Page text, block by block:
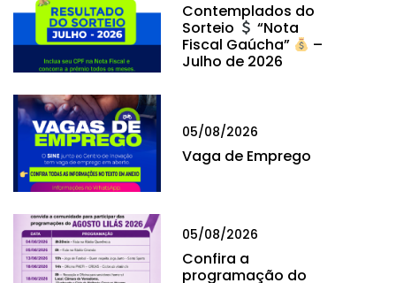
Contemplados do
Sorteio
“Nota
Fiscal Gaúcha”
–
Julho de 2026
05/08/2026
Vaga de Emprego
05/08/2026
Confira a
programação do